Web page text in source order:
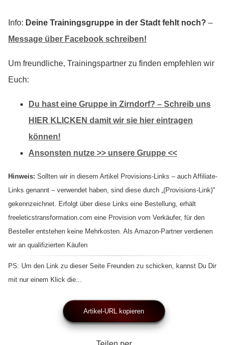
Info: Deine Trainingsgruppe in der Stadt fehlt noch? –
Message über Facebook schreiben!
Um freundliche, Trainingspartner zu finden empfehlen wir
Euch:
Du hast eine Gruppe in Zirndorf? – Schreib uns
HIER KLICKEN damit wir sie hier eintragen
können!
Ansonsten nutze >> unsere Gruppe <<
Hinweis: Sollten wir in diesem Artikel Provisions-Links – auch Affiliate-
Links genannt – verwendet haben, sind diese durch „(Provisions-Link)"
gekennzeichnet. Erfolgt über diese Links eine Bestellung, erhält
freeleticstransformation.com eine Provision vom Verkäufer, für den
Besteller entstehen keine Mehrkosten. Als Amazon-Partner verdienen
wir an qualifizierten Käufen
PS: Um den Link zu dieser Seite Freunden zu schicken, kannst Du Dir
mit nur einem Klick die...
Artikel-URL kopieren